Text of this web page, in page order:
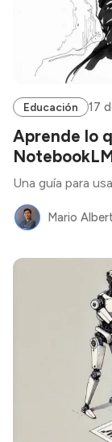
Educación 17
Aprende lo
Una guía para
Mario